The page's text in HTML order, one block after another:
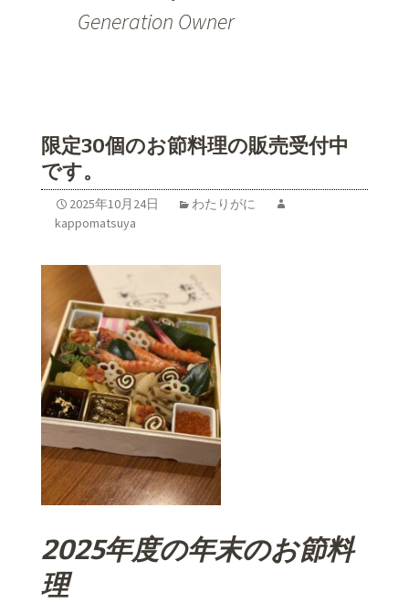
Generation Owner
限定30個のお節料理の販売受付中
です。
2025年10月24日
わたりがに
kappomatsuya
2025年度の年末のお節料
理